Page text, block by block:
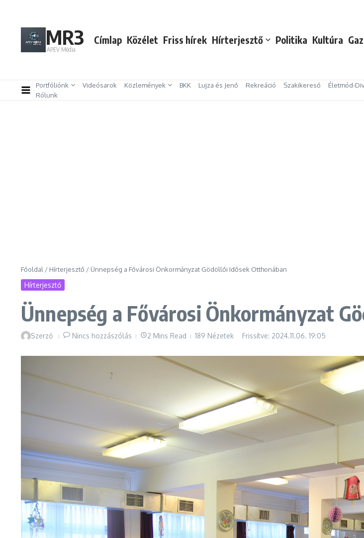
MR3
APEV Média
Címlap Közélet Friss hírek Hírterjesztő Politika Kultúra
Portfóliónk Videósarok Közlemények BKK Lujza és Jenő Rekreáció Szakikereső Életmód-
Rólunk
Főoldal / Hírterjesztő / Ünnepség a Fővárosi Önkormányzat Gödöllői Idősek Otthonában
Hírterjesztő
Ünnepség a Fővárosi Önkormányzat
Szerző Nincs hozzászólás 2 Mins Read 189 Nézetek Frissítve: 2024.11.06. 19:05